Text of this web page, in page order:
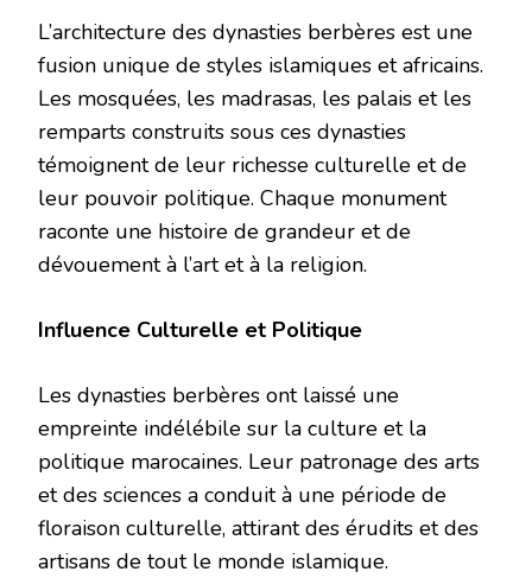
L’architecture des dynasties berbères est une
fusion unique de styles islamiques et africains.
Les mosquées, les madrasas, les palais et les
remparts construits sous ces dynasties
témoignent de leur richesse culturelle et de
leur pouvoir politique. Chaque monument
raconte une histoire de grandeur et de
dévouement à l’art et à la religion.
Influence Culturelle et Politique
Les dynasties berbères ont laissé une
empreinte indélébile sur la culture et la
politique marocaines. Leur patronage des arts
et des sciences a conduit à une période de
floraison culturelle, attirant des érudits et des
artisans de tout le monde islamique.